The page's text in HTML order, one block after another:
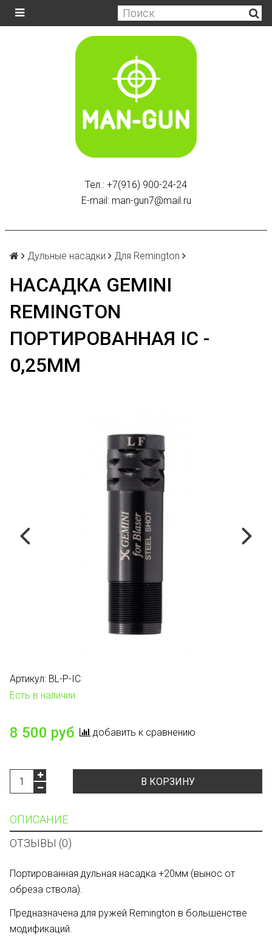
Тел.: +7(916) 900-24-24
E-mail: man-gun7@mail.ru
Дульные насадки Для Remington
НАСАДКА GEMINI
REMINGTON
ПОРТИРОВАННАЯ IC -
0,25ММ
Артикул: BL-P-IC
Есть в наличии
8 500 руб добавить к сравнению
В КОРЗИНУ
ОПИСАНИЕ
ОТЗЫВЫ (0)
Портированная дульная насадка +20мм (вынос от
обреза ствола).
Предназначена для ружей Remington в большенстве
модификаций.